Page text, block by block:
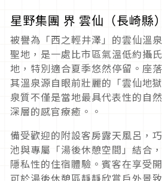
星野集團 界 雲仙（長崎縣）
被譽為「西之輕井澤」的雲仙溫
聖地，是一處比市區氣溫低約攝
地，特別適合夏季悠然停留。座
其溫泉源自眼前壯麗的「雲仙地
泉質不僅是當地最具代表性的自
深層的感官療癒。。
備受歡迎的附設客房露天風呂，
池與專屬「湯後休憩空間」結合
隱私性的住宿體驗。賓客在享受
可於湯後休憩區靜靜欣賞戶外景